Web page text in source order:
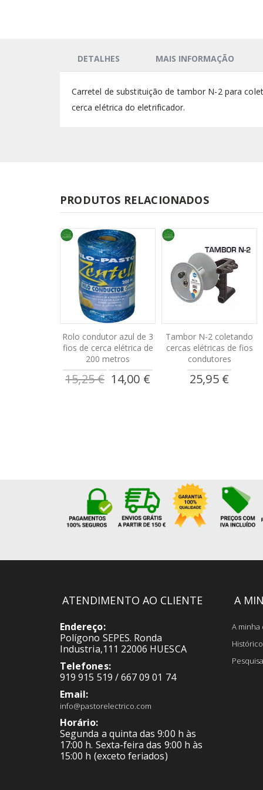
DETALHES
Carretel de substituição de tambor N-2 para
cerca elétrica do eletrificador.
MAIS INFORMAÇÃO
PRODUTOS RELACIONADOS
Rolo condutor azul de 3
fios de cerca elétrica de
200 metros
15,25 €
Preço
especial
14,00 €
Tambor N-2 coletando
cercas elétricas de fios
condutores
25,95 €
ATENDIMENTO AO CLIENTE
Endereço:
Polígono SEPES. Ronda
Industria,111 22006 HUESCA
Telefones:
919 915 519 / 667 09 01 74
Email:
info@pastorelectrico.com
Horário:
Segunda a quinta das 9:00 h às
17:00 h. Sexta-feira das 9:00 h às
15:00 h (exceto feriados)
A
A minha